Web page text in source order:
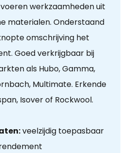
werkzaamheden uit
materialen. Onderstaand
omschrijving het
Goed verkrijgbaar bij
als Hubo, Gamma,
Multimate. Erkende
Isover of Rockwool.
veelzijdig toepasbaar